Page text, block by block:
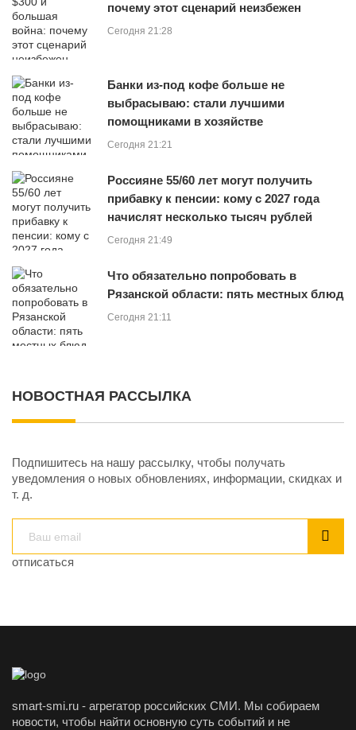
почему этот сценарий неизбежен
Сегодня 21:28
Банки из-под кофе больше не
выбрасываю: стали лучшими
помощниками в хозяйстве
Сегодня 21:21
Россияне 55/60 лет могут получить
прибавку к пенсии: кому с 2027 года
начислят несколько тысяч рублей
Сегодня 21:49
Что обязательно попробовать в
Рязанской области: пять местных блюд
Сегодня 21:11
НОВОСТНАЯ РАССЫЛКА
Подпишитесь на нашу рассылку, чтобы получать
уведомления о новых обновлениях, информации, скидках и
т. д.
отписаться
smart-smi.ru - агрегатор российских СМИ. Мы собираем
новости, чтобы найти основную суть событий и не